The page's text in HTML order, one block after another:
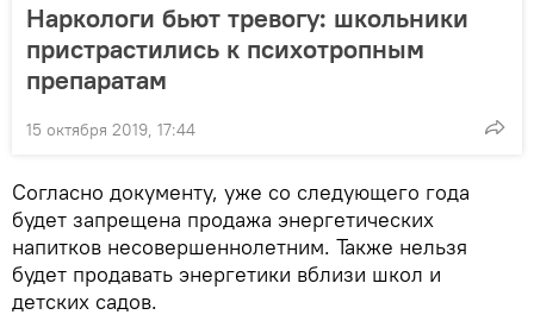
Наркологи бьют тревогу: школьники
пристрастились к психотропным
препаратам
15 октября 2019, 17:44
Согласно документу, уже со следующего года
будет запрещена продажа энергетических
напитков несовершеннолетним. Также нельзя
будет продавать энергетики вблизи школ и
детских садов.